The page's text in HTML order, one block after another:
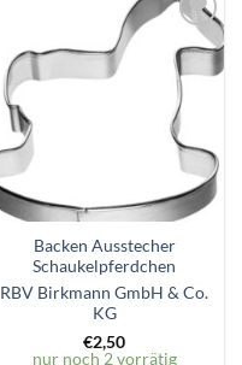
Wunschzettel
hinzufügen
Backen Ausstecher
Schaukelpferdchen
RBV Birkmann GmbH & Co.
KG
€2,50
nur noch 2 vorrätig